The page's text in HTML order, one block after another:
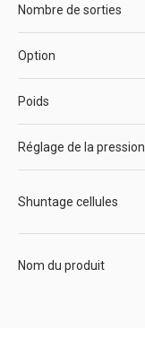
Nombre de sorties
Option
Poids
Réglage de la pression
Shuntage cellules
Nom du produit